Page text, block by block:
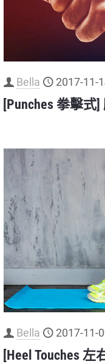
Bella 2017-11-
[Punches 拳擊
Bella 2017-11-
[Heel Touches